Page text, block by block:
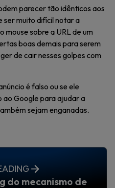
parecer tão idênticos aos
ser muito difícil notar a
mouse sobre a URL de um
boas demais para serem
de cair nesses golpes com
é falso ou se ele
Google para ajudar a
sejam enganadas.
do mecanismo de